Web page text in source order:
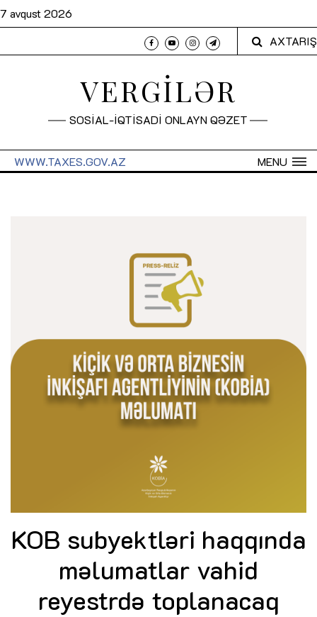
7 avqust 2026
AXTARIŞ
VERGİLƏR
SOSİAL-İQTİSADİ ONLAYN QƏZET
MENU
WWW.TAXES.GOV.AZ
KOB subyektləri haqqında
məlumatlar vahid
reyestrdə toplanacaq